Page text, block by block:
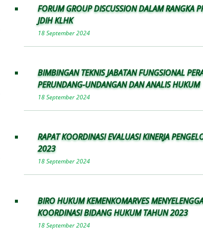
FORUM GROUP DISCUSSION DALAM RANGKA
JDIH KLHK
18 September 2024
BIMBINGAN TEKNIS JABATAN FUNGSIONAL
PERUNDANG-UNDANGAN DAN ANALIS HUKUM
18 September 2024
RAPAT KOORDINASI EVALUASI KINERJA
2023
18 September 2024
BIRO HUKUM KEMENKOMARVES
KOORDINASI BIDANG HUKUM TAHUN 2023
18 September 2024